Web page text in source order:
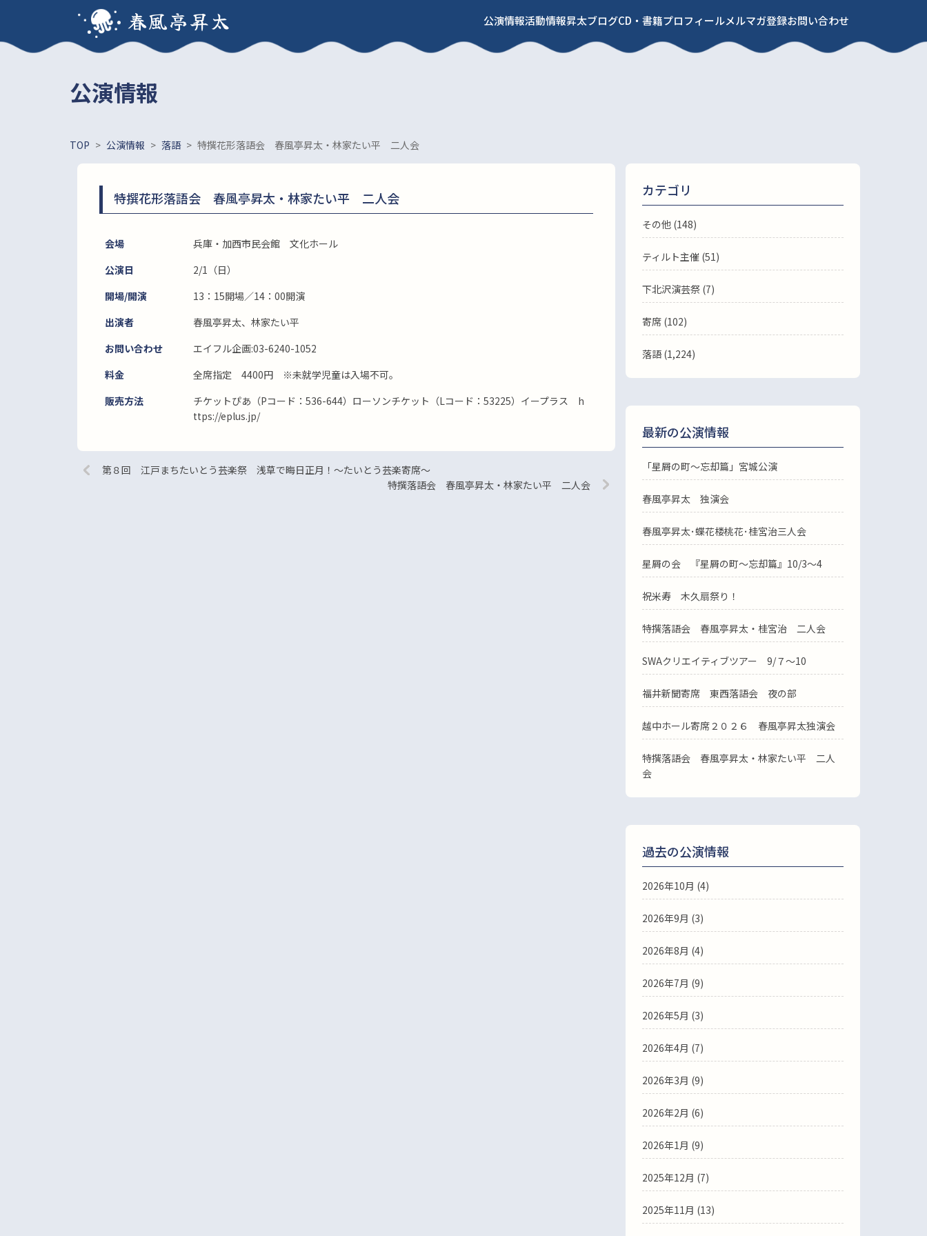
春風亭昇太 公演情報活動情報昇太ブログCD・書籍プロフィールメルマガ登録お問い合わせ
公演情報
TOP > 公演情報 > 落語 > 特撰花形落語会 春風亭昇太・林家たい平 二人会
特撰花形落語会 春風亭昇太・林家たい平 二人会
会場
兵庫・加西市民会館 文化ホール
公演日
2/1（日）
開場/開演
13：15開場／14：00開演
出演者
春風亭昇太、林家たい平
お問い合わせ
エイフル企画:03-6240-1052
料金
全席指定 4400円 ※未就学児童は入場不可。
販売方法
チケットぴあ（Pコード：536-644）ローソンチケット（Lコード：53225）イープラス h
ttps://eplus.jp/
第８回 江戸まちたいとう芸楽祭 浅草で晦日正月！～たいとう芸楽寄席～
特撰落語会 春風亭昇太・林家たい平 二人会
カテゴリ
その他 (148)
ティルト主催 (51)
下北沢演芸祭 (7)
寄席 (102)
落語(1,224)
最新の公演情報
「星屑の町～忘却篇」宮城公演
春風亭昇太 独演会
春風亭昇太･蝶花楼桃花･桂宮治三人会
星屑の会 『星屑の町～忘却篇』10/3～4
祝米寿 木久扇祭り！
特撰落語会 春風亭昇太・桂宮治 二人会
SWAクリエイティブツアー 9/７～10
福井新聞寄席 東西落語会 夜の部
越中ホール寄席２０２６ 春風亭昇太独演会
特撰落語会 春風亭昇太・林家たい平 二人
会
過去の公演情報
2026年10月 (4)
2026年9月 (3)
2026年8月 (4)
2026年7月 (9)
2026年5月 (3)
2026年4月 (7)
2026年3月 (9)
2026年2月 (6)
2026年1月 (9)
2025年12月 (7)
2025年11月 (13)